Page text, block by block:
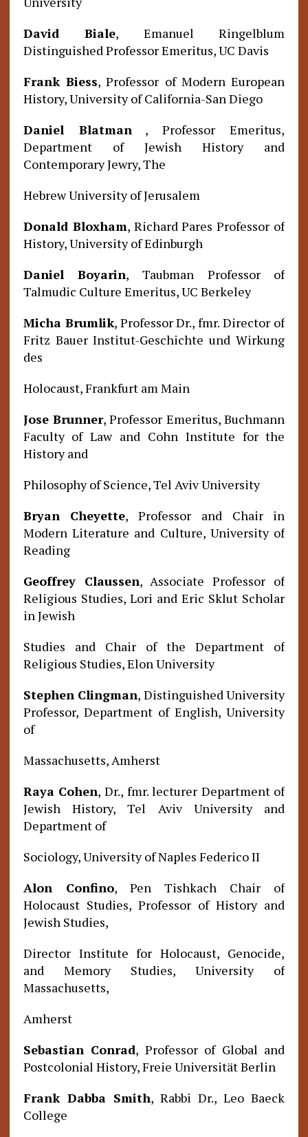
David Biale, Emanuel Ringelblum
Distinguished Professor Emeritus, UC Davis
Frank Biess, Professor of Modern European
History, University of California-San Diego
Daniel Blatman, Professor Emeritus,
Department of Jewish History and
Contemporary Jewry, The
Hebrew University of Jerusalem
Donald Bloxham, Richard Pares Professor of
History, University of Edinburgh
Daniel Boyarin, Taubman Professor of
Talmudic Culture Emeritus, UC Berkeley
Micha Brumlik, Professor Dr., fmr. Director of
Fritz Bauer Institut-Geschichte und Wirkung
des
Holocaust, Frankfurt am Main
Jose Brunner, Professor Emeritus, Buchmann
Faculty of Law and Cohn Institute for the
History and
Philosophy of Science, Tel Aviv University
Bryan Cheyette, Professor and Chair in
Modern Literature and Culture, University of
Reading
Geoffrey Claussen, Associate Professor of
Religious Studies, Lori and Eric Sklut Scholar
in Jewish
Studies and Chair of the Department of
Religious Studies, Elon University
Stephen Clingman, Distinguished University
Professor, Department of English, University
of
Massachusetts, Amherst
Raya Cohen, Dr., fmr. lecturer Department of
Jewish History, Tel Aviv University and
Department of
Sociology, University of Naples Federico II
Alon Confino, Pen Tishkach Chair of
Holocaust Studies, Professor of History and
Jewish Studies,
Director Institute for Holocaust, Genocide,
and Memory Studies, University of
Massachusetts,
Amherst
Sebastian Conrad, Professor of Global and
Postcolonial History, Freie Universität Berlin
Frank Dabba Smith, Rabbi Dr., Leo Baeck
College